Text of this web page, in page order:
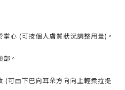
心 (可按個人膚質狀況調整用量)。
。
(可由下巴向耳朵方向向上輕柔拉提